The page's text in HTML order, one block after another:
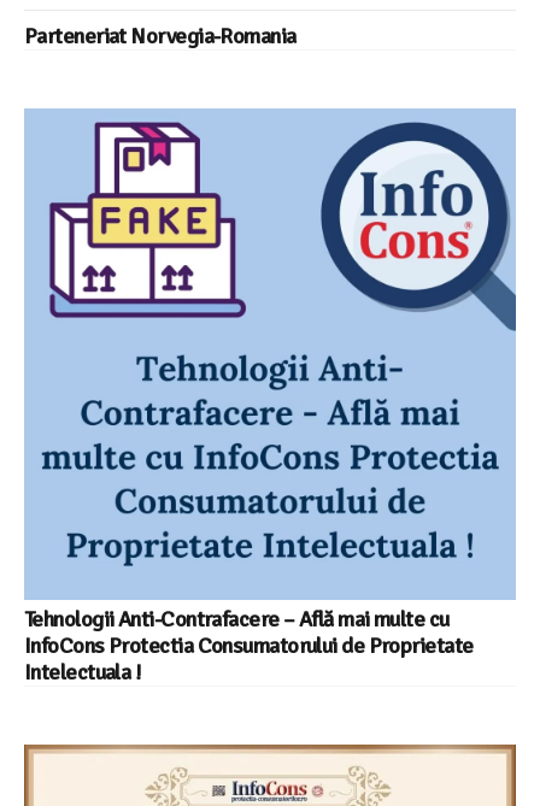
Parteneriat Norvegia-Romania
Tehnologii Anti-Contrafacere – Află mai multe cu
InfoCons Protectia Consumatorului de Proprietate
Intelectuala !